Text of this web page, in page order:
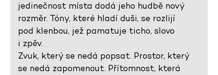
jedinečnost místa dodá jeho hudbě nový
rozměr. Tóny, které hladí duši, se rozlijí
pod klenbou, jež pamatuje ticho, slovo
i zpěv.
Zvuk, který se nedá popsat. Prostor, který
se nedá zapomenout. Přítomnost, která